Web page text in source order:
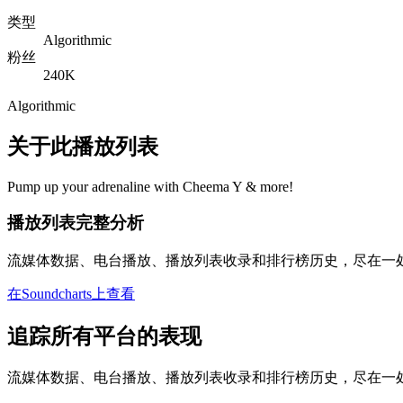
类型
Algorithmic
粉丝
240K
Algorithmic
关于此播放列表
Pump up your adrenaline with Cheema Y & more!
播放列表完整分析
流媒体数据、电台播放、播放列表收录和排行榜历史，尽在一
在Soundcharts上查看
追踪所有平台的表现
流媒体数据、电台播放、播放列表收录和排行榜历史，尽在一